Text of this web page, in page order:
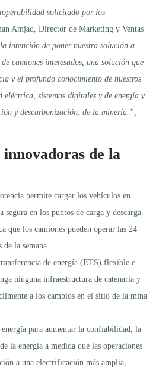
solicitado por los
Amjad, Director de Marketing y Ventas
la intención de poner nuestra solución a
camiones interesados, una solución que
y el profundo conocimiento de nuestros
sistemas digitales y de energía y
y descarbonización. de la minería.”,
de la
permite cargar los vehículos en
en los puntos de carga y descarga.
que los camiones pueden operar las 24
la semana.
de energía (ETS) flexible e
ninguna infraestructura de catenaria y
a los cambios en el sitio de la mina
para aumentar la confiabilidad, la
la energía a medida que las operaciones
a una electrificación más amplia,